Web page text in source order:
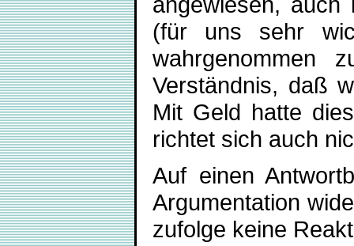
(für uns sehr
wahrgenommen
Verständnis, daß
Mit Geld hatte
richtet sich auch
Auf einen
Argumentation
zufolge keine